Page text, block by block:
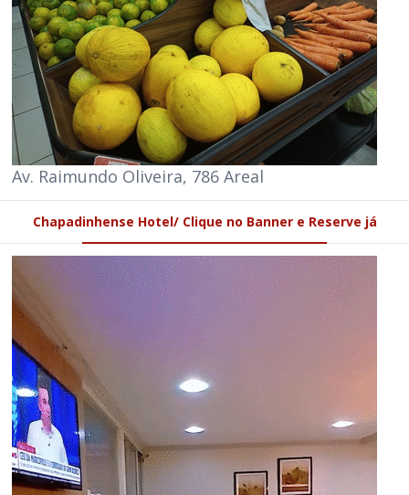
Av. Raimundo Oliveira, 786 Areal
Chapadinhense Hotel/ Clique no Banner e Reserve já